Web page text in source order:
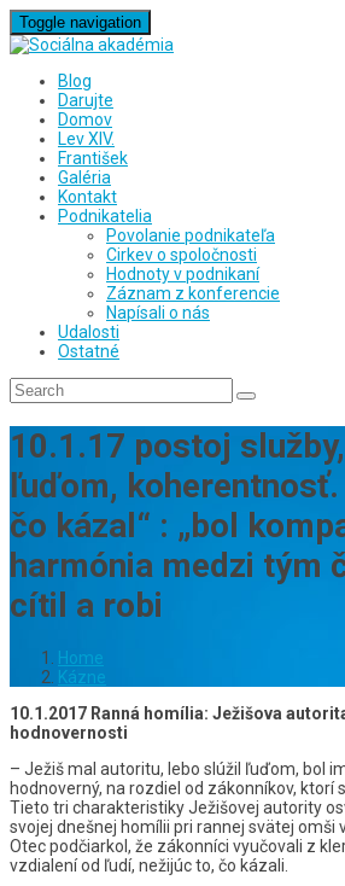
Toggle navigation
Blog
Darujte
Domov
Lev XIV.
František
Galéria
Kontakt
Podnikatelia
Povolanie podnikateľa
Cirkev o spoločnosti
Hodnoty v podnikaní
Záznam z konferencie
Napísali o nás
Udalosti
Ostatné
10.1.17 postoj
ľuďom,
čo kázal“ : „bol
harmónia medzi tým
cítil a robi
Home
Kázne
10.1.2017 Ranná homília: Ježišova
hodnovernosti
– Ježiš mal autoritu, lebo slúžil ľuďom, bol
hodnoverný, na rozdiel od zákonníkov, ktorí
Tieto tri charakteristiky Ježišovej autority
svojej dnešnej homílii pri rannej svätej omši
Otec podčiarkol, že zákonníci vyučovali z
vzdialení od ľudí, nežijúc to, čo kázali.